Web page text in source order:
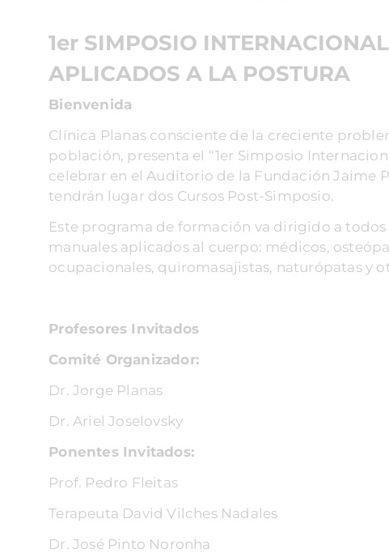
1er SIMPOSIO
APLICADOS A LA POSTURA
Bienvenida
Clínica Planas consciente de la creciente
población, presenta el “1er Simposio
celebrar en el Auditorio de la Fundación Jaime
tendrán lugar dos Cursos Post-Simposio.
Este programa de formación va dirigido a
manuales aplicados al cuerpo: médicos,
ocupacionales, quiromasajistas, naturópatas y
Profesores Invitados
Comité Organizador:
Dr. Jorge Planas
Dr. Ariel Joselovsky
Ponentes Invitados:
Prof. Pedro Fleitas
Terapeuta David Vilches Nadales
Dr. José Pinto Noronha